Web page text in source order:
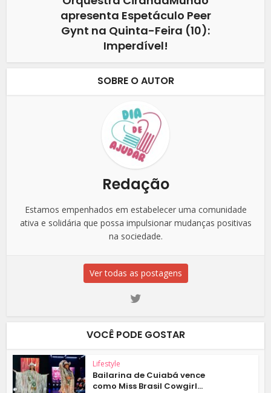
apresenta Espetáculo Peer
Gynt na Quinta-Feira (10):
Imperdível!
SOBRE O AUTOR
Redação
Estamos empenhados em estabelecer uma comunidade
ativa e solidária que possa impulsionar mudanças positivas
na sociedade.
Ver todas as postagens
VOCÊ PODE GOSTAR
Lifestyle
Bailarina de Cuiabá vence
como Miss Brasil Cowgirl...